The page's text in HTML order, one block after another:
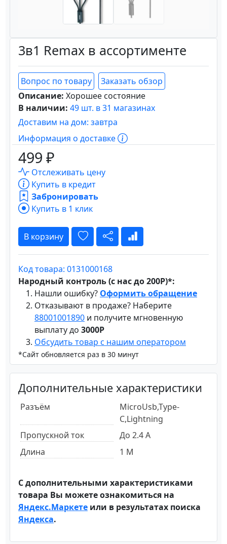
3в1 Remax в ассортименте
Вопрос по товару
Заказать обзор
Описание: Хорошее состояние
В наличии: 49 шт. в 31 магазинах
Доставим на дом: завтра
Информация о доставке
499 ₽
Отслеживать цену
Купить в кредит
Забронировать
Купить в 1 клик
В корзину
Код товара: 0131000168
Народный контроль (с нас до 200Р)*:
Нашли ошибку? Оформить обращение
Отказывают в продаже? Наберите
88001001890 и получите мгновенную
выплату до 3000Р
Обсудить товар с нашим оператором
*Сайт обновляется раз в 30 минут
Дополнительные характеристики
Разъём
MicroUsb,Type-
C,Lightning
Пропускной ток
До 2.4 А
Длина
1 М
С дополнительными характеристиками
товара Вы можете ознакомиться на
Яндекс.Маркете или в результатах поиска
Яндекса.